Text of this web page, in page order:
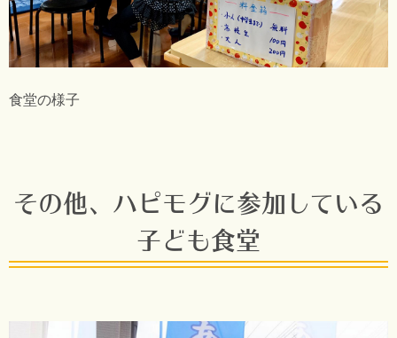
食堂の様子
その他、ハピモグに参加している
子ども食堂